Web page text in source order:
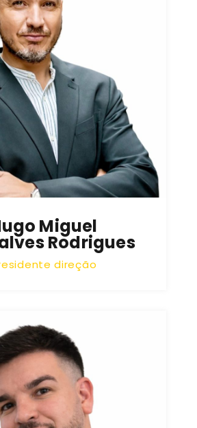
Miguel
Rodrigues
direção